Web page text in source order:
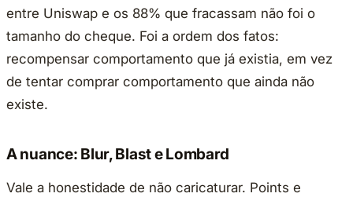
entre Uniswap e os 88% que fracassam não foi o
tamanho do cheque. Foi a ordem dos fatos:
recompensar comportamento que já existia, em vez
de tentar comprar comportamento que ainda não
existe.
A nuance: Blur, Blast e Lombard
Vale a honestidade de não caricaturar. Points e